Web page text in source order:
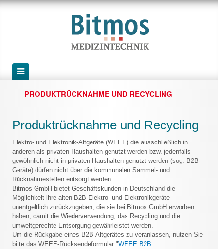
PRODUKTRÜCKNAHME UND RECYCLING
Produktrücknahme und Recycling
Elektro- und Elektronik-Altgeräte (WEEE) die ausschließlich in
anderen als privaten Haushalten genutzt werden bzw. jedenfalls
gewöhnlich nicht in privaten Haushalten genutzt werden (sog. B2B-
Geräte) dürfen nicht über die kommunalen Sammel- und
Rücknahmestellen entsorgt werden.
Bitmos GmbH bietet Geschäftskunden in Deutschland die
Möglichkeit ihre alten B2B-Elektro- und Elektronikgeräte
unentgeltlich zurückzugeben, die sie bei Bitmos GmbH erworben
haben, damit die Wiederverwendung, das Recycling und die
umweltgerechte Entsorgung gewährleistet werden.
Um die Rückgabe eines B2B-Altgerätes zu veranlassen, nutzen Sie
bitte das WEEE-Rücksendeformular "WEEE B2B